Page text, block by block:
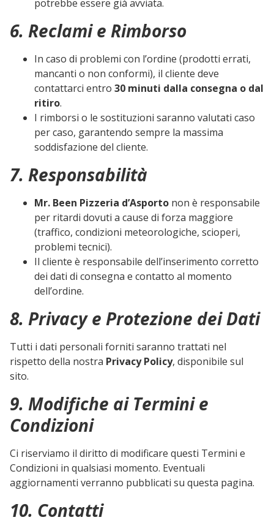
potrebbe essere già avviata.
6. Reclami e Rimborso
In caso di problemi con l’ordine (prodotti errati,
mancanti o non conformi), il cliente deve
contattarci entro 30 minuti dalla consegna o dal
ritiro.
I rimborsi o le sostituzioni saranno valutati caso
per caso, garantendo sempre la massima
soddisfazione del cliente.
7. Responsabilità
Mr. Been Pizzeria d’Asporto non è responsabile
per ritardi dovuti a cause di forza maggiore
(traffico, condizioni meteorologiche, scioperi,
problemi tecnici).
Il cliente è responsabile dell’inserimento corretto
dei dati di consegna e contatto al momento
dell’ordine.
8. Privacy e Protezione dei Dati
Tutti i dati personali forniti saranno trattati nel
rispetto della nostra Privacy Policy, disponibile sul
sito.
9. Modifiche ai Termini e
Condizioni
Ci riserviamo il diritto di modificare questi Termini e
Condizioni in qualsiasi momento. Eventuali
aggiornamenti verranno pubblicati su questa pagina.
10. Contatti